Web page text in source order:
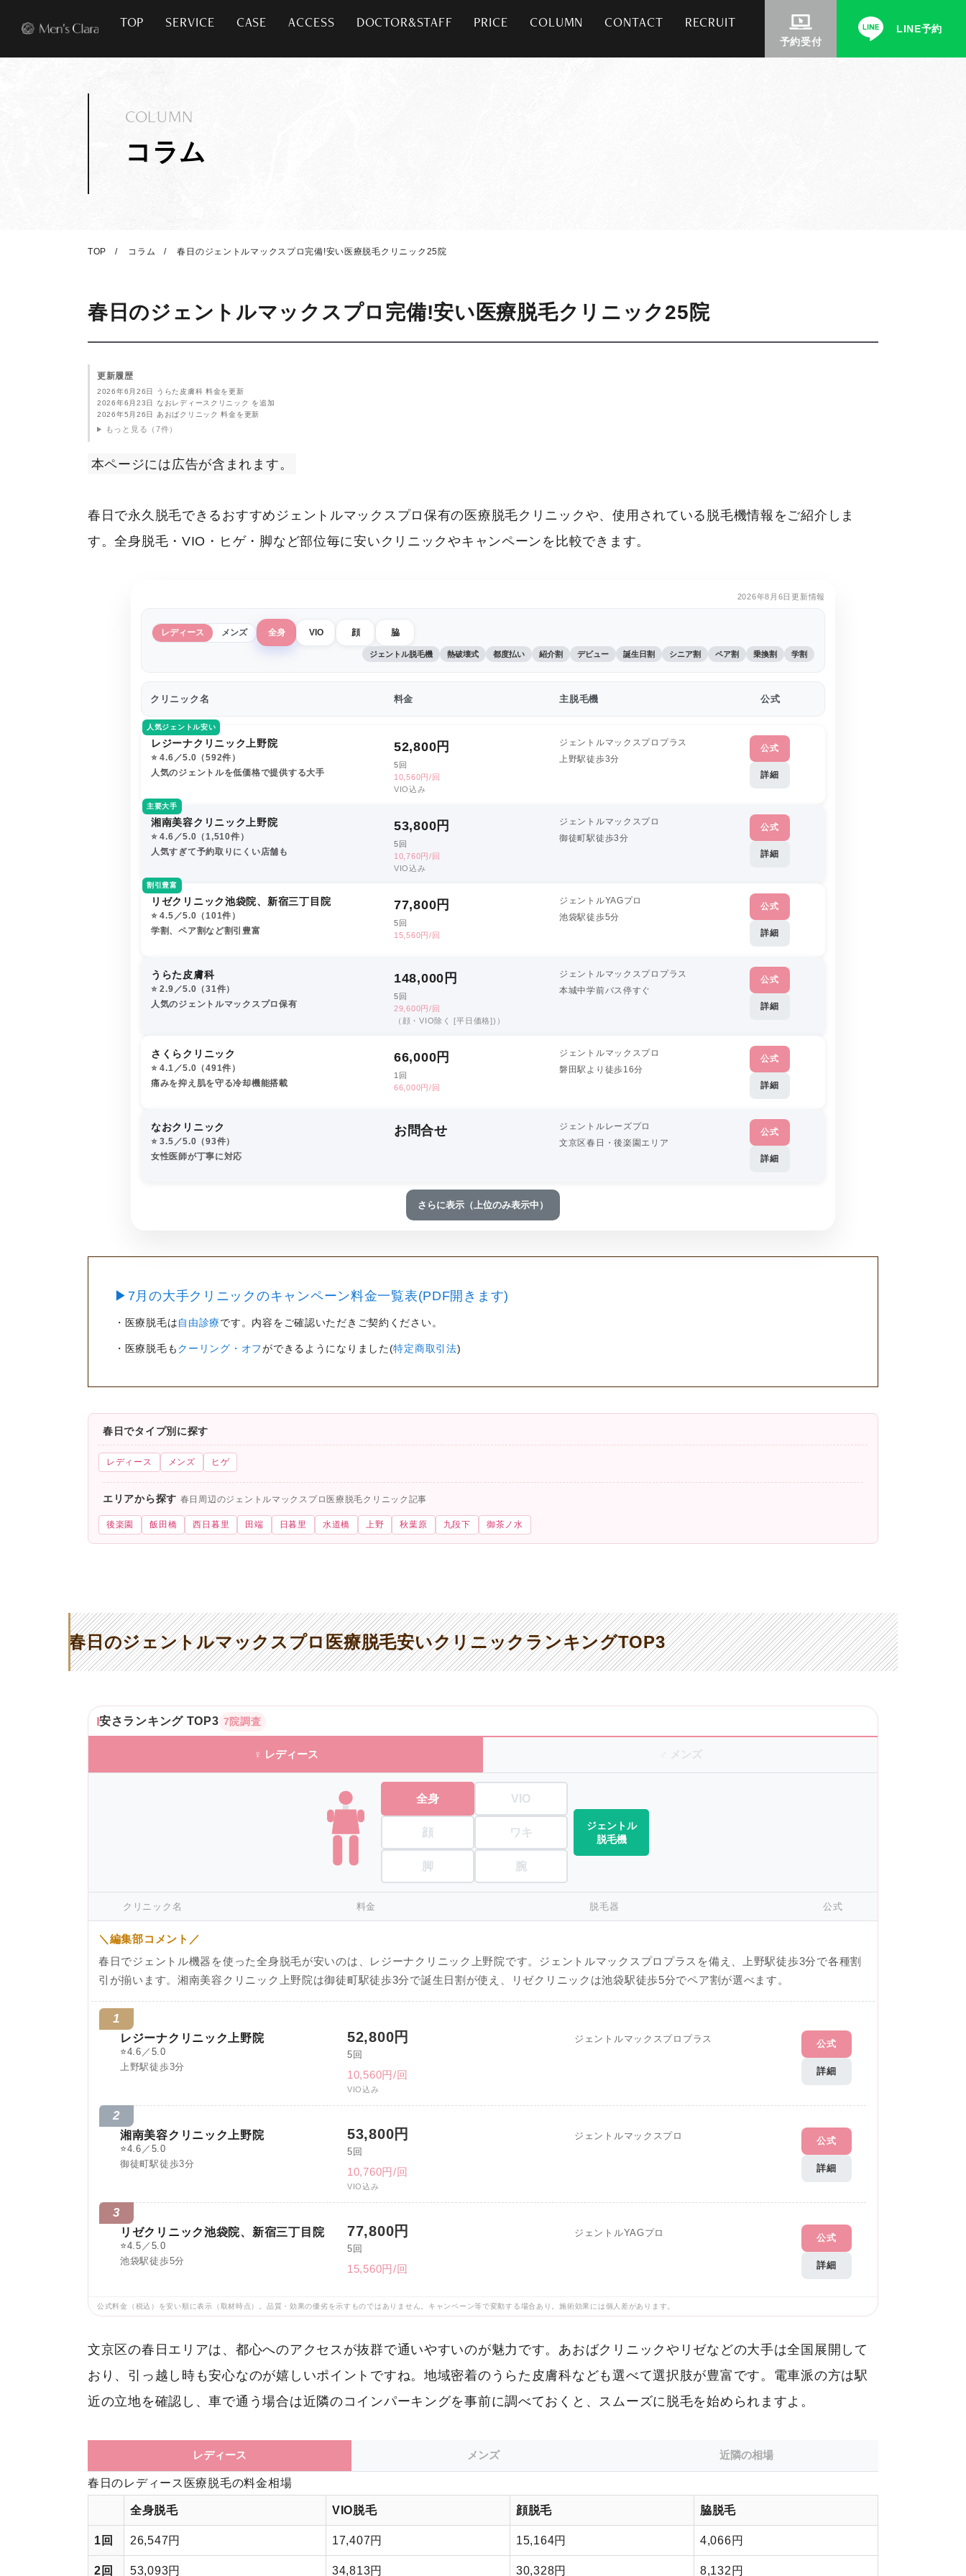
TOP SERVICE CASE ACCESS DOCTOR&STAFF PRICE COLUMN CONTACT RECRUIT
予約受付
LINE予約
コラム
COLUMN
TOP コラム 春日のジェントルマックスプロ完備!安い医療脱毛クリニック25院
春日のジェントルマックスプロ完備!安い医療脱毛クリニック25院
更新履歴
2026年6月26日 うらた皮膚科 料金を更新
2026年6月23日 なおレディースクリニック を追加
2026年5月26日 あおばクリニック 料金を更新
もっと見る（7件）
本ページには広告が含まれます。
春日で永久脱毛できるおすすめジェントルマックスプロ保有の医療脱毛クリニックや、使用されている脱毛機情報をご紹介しま
す。全身脱毛・VIO・ヒゲ・脚など部位毎に安いクリニックやキャンペーンを比較できます。
2026年8月6日更新情報
レディース メンズ 全身 VIO 顔 脇
ジェントル脱毛機 熱破壊式 都度払い 紹介割 デビュー 誕生日割 シニア割 ペア割 乗換割 学割
クリニック名 料金 主脱毛機 公式
人気ジェントル安い
レジーナクリニック上野院
⭐️ 4.6／5.0（592件）
人気のジェントルを低価格で提供する大手
52,800 円
5回
10,560円/回
VIO込み
ジェントルマックスプロプラス
上野駅徒歩3分
公式
詳細
主要大手
湘南美容クリニック上野院
⭐️ 4.6／5.0（1,510件）
人気すぎて予約取りにくい店舗も
53,800 円
5回
10,760円/回
VIO込み
ジェントルマックスプロ
御徒町駅徒歩3分
公式
詳細
割引豊富
リゼクリニック池袋院、新宿三丁目院
⭐️ 4.5／5.0（101件）
学割、ペア割など割引豊富
77,800 円
5回
15,560円/回
ジェントルYAGプロ
池袋駅徒歩5分
公式
詳細
うらた皮膚科
⭐️ 2.9／5.0（31件）
人気のジェントルマックスプロ保有
148,000 円
5回
29,600円/回
（顔・VIO除く [平日価格])）
ジェントルマックスプロプラス
本城中学前バス停すぐ
公式
詳細
さくらクリニック
⭐️ 4.1／5.0（491件）
痛みを抑え肌を守る冷却機能搭載
66,000 円
1回
66,000円/回
ジェントルマックスプロ
磐田駅より徒歩16分
公式
詳細
なおクリニック
⭐️ 3.5／5.0（93件）
女性医師が丁寧に対応
お問合せ
ジェントルレーズプロ
文京区春日・後楽園エリア
公式
詳細
さらに表示（上位のみ表示中）
▶7月の大手クリニックのキャンペーン料金一覧表(PDF開きます)
・医療脱毛は自由診療です。内容をご確認いただきご契約ください。
・医療脱毛もクーリング・オフができるようになりました(特定商取引法)
春日でタイプ別に探す
レディース メンズ ヒゲ
エリアから探す 春日周辺のジェントルマックスプロ医療脱毛クリニック記事
後楽園 飯田橋 西日暮里 田端 日暮里 水道橋 上野 秋葉原 九段下 御茶ノ水
春日のジェントルマックスプロ医療脱毛安いクリニックランキングTOP3
安さランキング TOP3 7院調査
♀ レディース ♂ メンズ
全身 VIO
顔 ワキ
脚 腕
ジェントル
脱毛機
クリニック名 料金 脱毛器 公式
＼編集部コメント／
春日でジェントル機器を使った全身脱毛が安いのは、レジーナクリニック上野院です。ジェントルマックスプロプラスを備え、上野駅徒歩3分で各種割
引が揃います。湘南美容クリニック上野院は御徒町駅徒歩3分で誕生日割が使え、リゼクリニックは池袋駅徒歩5分でペア割が選べます。
1
レジーナクリニック上野院
⭐4.6／5.0
上野駅徒歩3分
52,800円
5回
10,560円/回
VIO込み
ジェントルマックスプロプラス 公式
詳細
2
湘南美容クリニック上野院
⭐4.6／5.0
御徒町駅徒歩3分
53,800円
5回
10,760円/回
VIO込み
ジェントルマックスプロ 公式
詳細
3
リゼクリニック池袋院、新宿三丁目院
⭐4.5／5.0
池袋駅徒歩5分
77,800円
5回
15,560円/回
ジェントルYAGプロ 公式
詳細
公式料金（税込）を安い順に表示（取材時点）。品質・効果の優劣を示すものではありません。キャンペーン等で変動する場合あり。施術効果には個人差があります。
文京区の春日エリアは、都心へのアクセスが抜群で通いやすいのが魅力です。あおばクリニックやリゼなどの大手は全国展開して
おり、引っ越し時も安心なのが嬉しいポイントですね。地域密着のうらた皮膚科なども選べて選択肢が豊富です。電車派の方は駅
近の立地を確認し、車で通う場合は近隣のコインパーキングを事前に調べておくと、スムーズに脱毛を始められますよ。
レディース メンズ 近隣の相場
春日のレディース医療脱毛の料金相場
全身脱毛 VIO脱毛 顔脱毛 脇脱毛
1回 26,547円 17,407円 15,164円 4,066円
2回 53,093円 34,813円 30,328円 8,132円